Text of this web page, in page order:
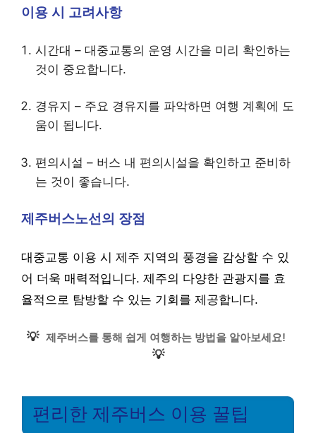
이용 시 고려사항
시간대 – 대중교통의 운영 시간을 미리 확인하는
것이 중요합니다.
경유지 – 주요 경유지를 파악하면 여행 계획에 도
움이 됩니다.
편의시설 – 버스 내 편의시설을 확인하고 준비하
는 것이 좋습니다.
제주버스노선의 장점
대중교통 이용 시 제주 지역의 풍경을 감상할 수 있
어 더욱 매력적입니다. 제주의 다양한 관광지를 효
율적으로 탐방할 수 있는 기회를 제공합니다.
💡 제주버스를 통해 쉽게 여행하는 방법을 알아보세요!
💡
편리한 제주버스 이용 꿀팁